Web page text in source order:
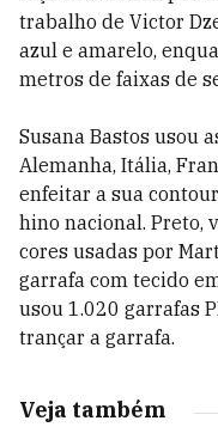
trabalho de Victor
azul e amarelo,
metros de faixas de
Susana Bastos usou
Alemanha, Itália,
enfeitar a sua
hino nacional. Preto,
cores usadas por
garrafa com tecido
usou 1.020 garrafas
trançar a garrafa.
Veja também